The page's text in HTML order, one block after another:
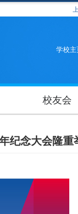
学校主
校友会
纪念大会隆重